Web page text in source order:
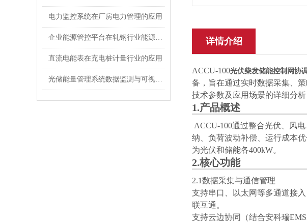
电力监控系统在厂房电力管理的应用
企业能源管控平台在轧钢行业能源管理中的应用
直流电能表在充电桩计量行业的应用
光储能量管理系统数据监测与可视化的价值与实践
详情介绍
ACCU-100光伏柴发储能控制网协
备，旨在通过实时数据采集、
技术参数及应用场景的详细分析
1.产品概述
ACCU-100通过整合光伏、风
纳、负荷波动补偿、运行成本
为光伏和储能各400kW。
2.核心功能
2.1数据采集与通信管理
支持串口、以太网等多通道接
联互通。
支持云边协同（结合安科瑞